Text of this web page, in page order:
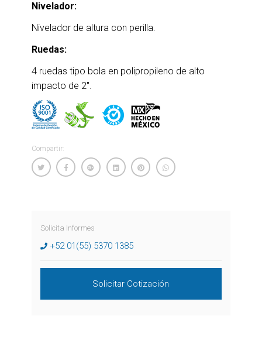
Nivelador:
Nivelador de altura con perilla.
Ruedas:
4 ruedas tipo bola en polipropileno de alto
impacto de 2″.
Compartir:
Solicita Informes
+52 01(55) 5370 1385
Solicitar Cotización